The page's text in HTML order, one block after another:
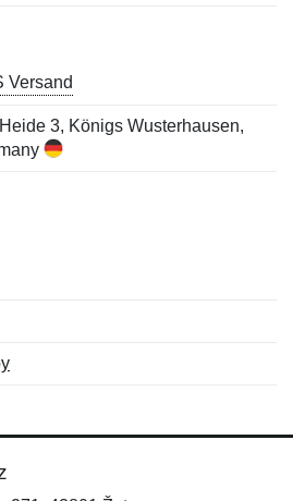
Versand
3, Königs Wusterhausen,